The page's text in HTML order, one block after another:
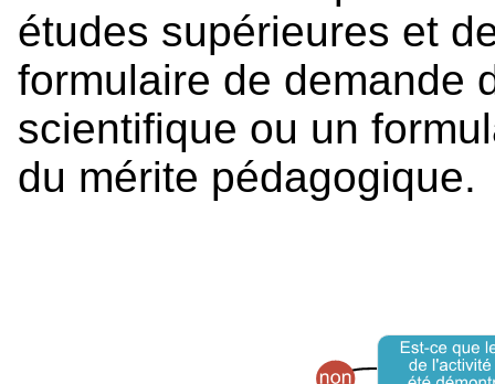
études supérieures et
formulaire de demande
scientifique ou un
du mérite pédagogique.